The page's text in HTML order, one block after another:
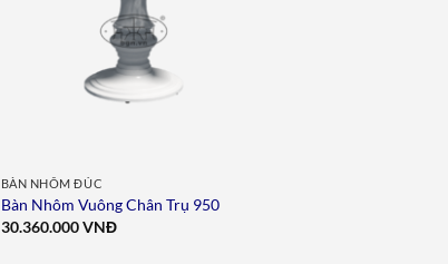
BÀN NHÔM ĐÚC
Bàn Nhôm Vuông Chân Trụ 950
30.360.000VNĐ